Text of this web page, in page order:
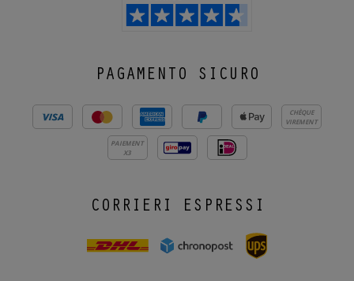
PAGAMENTO SICURO
CHÈQUE
VIREMENT
PAIEMENT
X3
CORRIERI ESPRESSI